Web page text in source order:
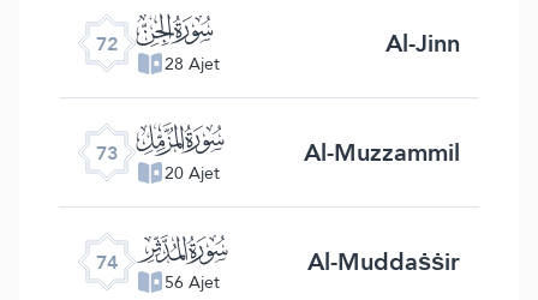
72 ﯵ
28 Ajet Al-Jinn
73 ﯶ
20 Ajet Al-Muzzammil
74 ﯷ
56 Ajet Al-Muddaṡṡir